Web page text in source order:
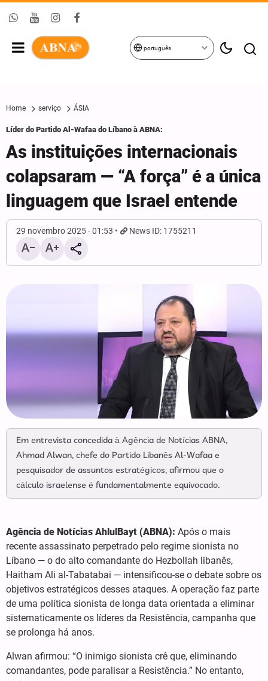
português
Home serviço ÁSIA
Líder do Partido Al-Wafaa do Líbano à ABNA:
As instituições internacionais
colapsaram — “A força” é a única
linguagem que Israel entende
29 novembro 2025 - 01:53 News ID: 1755211
Em entrevista concedida à Agência de Notícias ABNA,
Ahmad Alwan, chefe do Partido Libanês Al-Wafaa e
pesquisador de assuntos estratégicos, afirmou que o
cálculo israelense é fundamentalmente equivocado.
Agência de Notícias AhlulBayt (ABNA): Após o mais
recente assassinato perpetrado pelo regime sionista no
Líbano — o do alto comandante do Hezbollah libanês,
Haitham Ali al-Tabatabai — intensificou-se o debate sobre os
objetivos estratégicos desses ataques. A operação faz parte
de uma política sionista de longa data orientada a eliminar
sistematicamente os líderes da Resistência, campanha que
se prolonga há anos.
Alwan afirmou: “O inimigo sionista crê que, eliminando
comandantes, pode paralisar a Resistência.” No entanto,